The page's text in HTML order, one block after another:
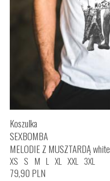
Koszulka
SEXBOMBA
MELODIE Z MUSZTARDĄ white
XS S M L XL XXL 3XL
79,90 PLN